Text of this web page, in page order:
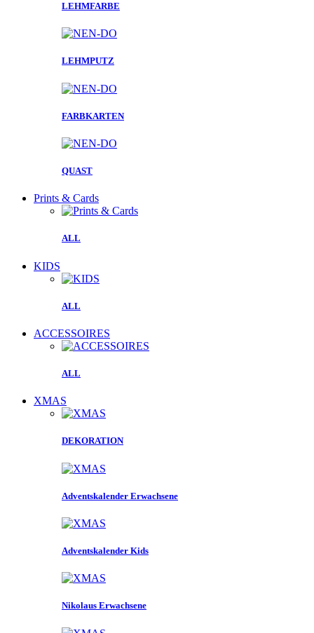
LEHMFARBE
LEHMPUTZ
FARBKARTEN
QUAST
Prints & Cards
ALL
KIDS
ALL
ACCESSOIRES
ALL
XMAS
DEKORATION
Adventskalender Erwachsene
Adventskalender Kids
Nikolaus Erwachsene